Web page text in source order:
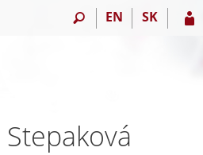
EN SK